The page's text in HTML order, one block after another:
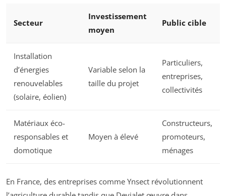
Secteur
Investissement
moyen
Public cible
Installation
d’énergies
renouvelables
(solaire, éolien)
Variable selon la
taille du projet
Particuliers,
entreprises,
collectivités
Matériaux éco-
responsables et
domotique
Moyen à élevé
Constructeurs,
promoteurs,
ménages
En France, des entreprises comme Ynsect révolutionnent